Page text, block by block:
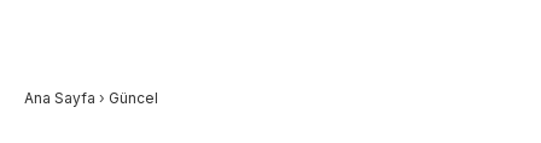
Ana Sayfa › Güncel